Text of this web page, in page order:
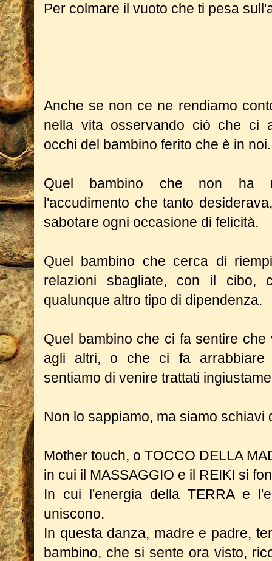
Per colmare il vuoto che ti pesa
Anche se non ce ne rendiamo
nella vita osservando ciò che ci
occhi del bambino ferito che è in noi.
Quel bambino che non ha
l'accudimento che tanto
sabotare ogni occasione di felicità.
Quel bambino che cerca di
relazioni sbagliate, con il
qualunque altro tipo di dipendenza.
Quel bambino che ci fa sentire che
agli altri, o che ci fa arrabbiare
sentiamo di venire trattati
Non lo sappiamo, ma siamo schiavi
Mother touch, o TOCCO DELLA
in cui il MASSAGGIO e il REIKI si
In cui l'energia della TERRA e
uniscono.
In questa danza, madre e padre,
bambino, che si sente ora visto,